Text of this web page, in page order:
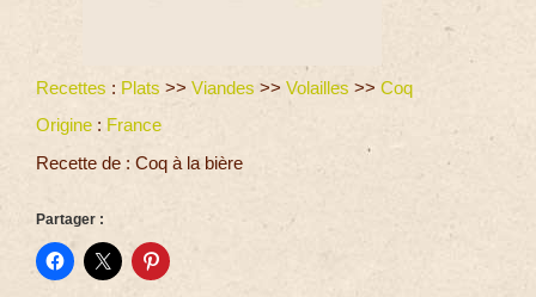
Recettes : Plats >> Viandes >> Volailles >> Coq
Origine : France
Recette de : Coq à la bière
Partager :